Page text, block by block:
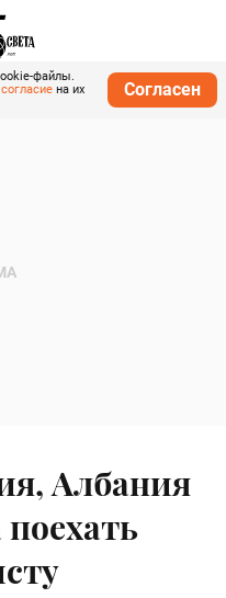
файлы.
согласие на их
Согласен
Албания